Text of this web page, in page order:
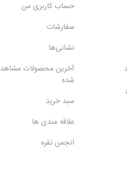
حساب کاربری من
سفارشات
نشانی‌ها
آخرین محصولات
شده
سبد خرید
علاقه مندی ها
انجمن نقره